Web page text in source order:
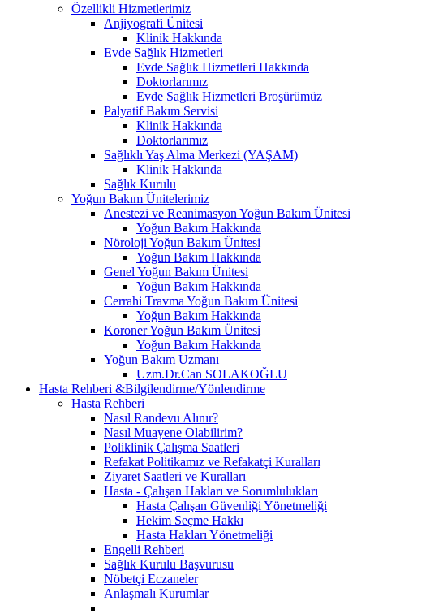
Özellikli Hizmetlerimiz
Anjiyografi Ünitesi
Klinik Hakkında
Evde Sağlık Hizmetleri
Evde Sağlık Hizmetleri Hakkında
Doktorlarımız
Evde Sağlık Hizmetleri Broşürümüz
Palyatif Bakım Servisi
Klinik Hakkında
Doktorlarımız
Sağlıklı Yaş Alma Merkezi (YAŞAM)
Klinik Hakkında
Sağlık Kurulu
Yoğun Bakım Ünitelerimiz
Anestezi ve Reanimasyon Yoğun Bakım Ünitesi
Yoğun Bakım Hakkında
Nöroloji Yoğun Bakım Ünitesi
Yoğun Bakım Hakkında
Genel Yoğun Bakım Ünitesi
Yoğun Bakım Hakkında
Cerrahi Travma Yoğun Bakım Ünitesi
Yoğun Bakım Hakkında
Koroner Yoğun Bakım Ünitesi
Yoğun Bakım Hakkında
Yoğun Bakım Uzmanı
Uzm.Dr.Can SOLAKOĞLU
Hasta Rehberi &Bilgilendirme/Yönlendirme
Hasta Rehberi
Nasıl Randevu Alınır?
Nasıl Muayene Olabilirim?
Poliklinik Çalışma Saatleri
Refakat Politikamız ve Refakatçi Kuralları
Ziyaret Saatleri ve Kuralları
Hasta - Çalışan Hakları ve Sorumlulukları
Hasta Çalışan Güvenliği Yönetmeliği
Hekim Seçme Hakkı
Hasta Hakları Yönetmeliği
Engelli Rehberi
Sağlık Kurulu Başvurusu
Nöbetçi Eczaneler
Anlaşmalı Kurumlar